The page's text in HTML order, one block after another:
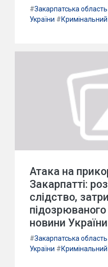
#Закарпатська область
України #
Атака на
Закарпатті:
слідство,
підозрюваного
новини України
#Закарпатська область
України #